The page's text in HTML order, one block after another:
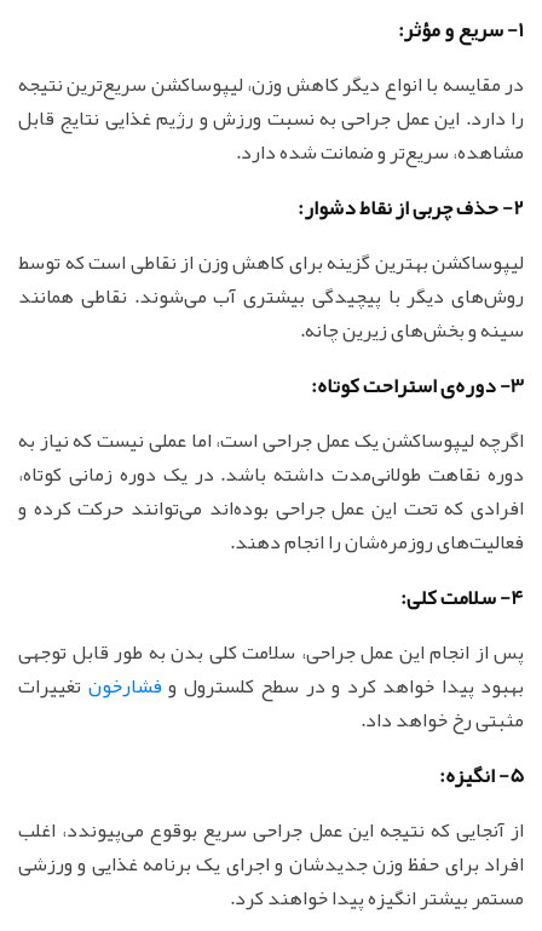
1- سریع و مؤثر:
در مقایسه با انواع دیگر کاهش وزن، لیپوساکشن سریع‌ترین نتیجه
را دارد. این عمل جراحی به نسبت ورزش و رژیم غذایی نتایج قابل
مشاهده، سریع‌تر و ضمانت شده دارد.
2- حذف چربی از نقاط دشوار:
لیپوساکشن بهترین گزینه برای کاهش وزن از نقاطی است که توسط
روش‌های دیگر با پیچیدگی بیشتری آب می‌شوند. نقاطی همانند
سینه و بخش‌های زیرین چانه.
3- دوره‌ی استراحت کوتاه:
اگرچه لیپوساکشن یک عمل جراحی است، اما عملی نیست که نیاز به
دوره نقاهت طولانی‌مدت داشته باشد. در یک دوره زمانی کوتاه،
افرادی که تحت این عمل جراحی بوده‌اند می‌توانند حرکت کرده و
فعالیت‌های روزمره‌شان را انجام دهند.
4- سلامت کلی:
پس از انجام این عمل جراحی، سلامت کلی بدن به طور قابل توجهی
بهبود پیدا خواهد کرد و در سطح کلسترول وفشارخون تغییرات
مثبتی رخ خواهد داد.
5- انگیزه:
از آنجایی که نتیجه این عمل جراحی سریع بوقوع می‌پیوندد، اغلب
افراد برای حفظ وزن جدیدشان و اجرای یک برنامه غذایی و ورزشی
مستمر بیشتر انگیزه پیدا خواهند کرد.